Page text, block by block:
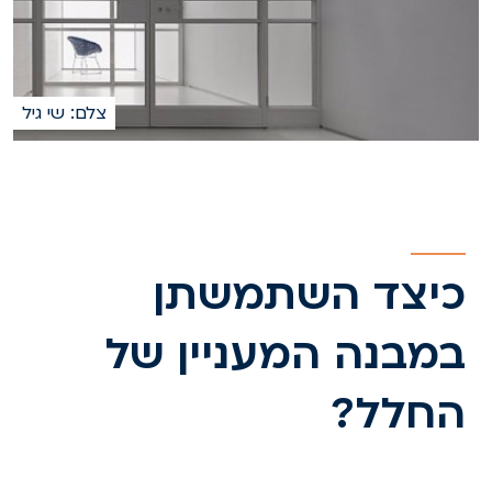
צלם: שי גיל
כיצד השתמשתן
במבנה המעניין של
החלל?